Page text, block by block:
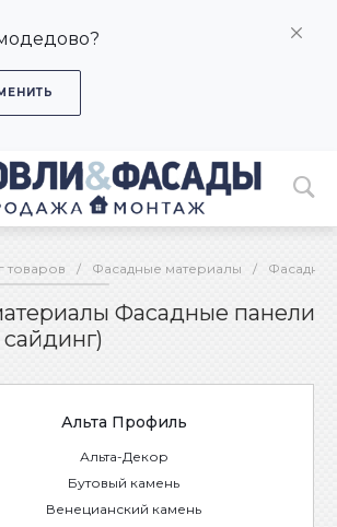
товаров / Фасадные материалы /
Фасадные панели
Альта Профиль
Альта-Декор
Бутовый камень
Венецианский камень